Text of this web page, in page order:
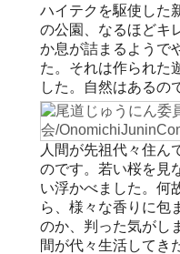
ハイテクを駆使した
の公園、なるほどキ
か息が詰まるようで
た。それは作られた
した。自然はあるの
人間が先祖代々住ん
のです。若い桜を見
い浮かべました。何
ら、様々な香りに包
のか、判った気がし
間が代々生活してき